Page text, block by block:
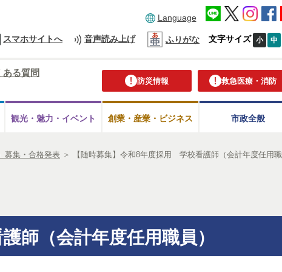
Language
スマホサイトへ 音声読み上げ ふりがな 文字サイズ 小 中
防災情報 救急医療・消防
ある質問
観光・魅力・ イベント 創業・産業・ビジネス 市政全般
募集・合格発表 ＞
【随時募集】令和8年度採用 学校看護師（会計年度任用職
師（会計年度任用職員）